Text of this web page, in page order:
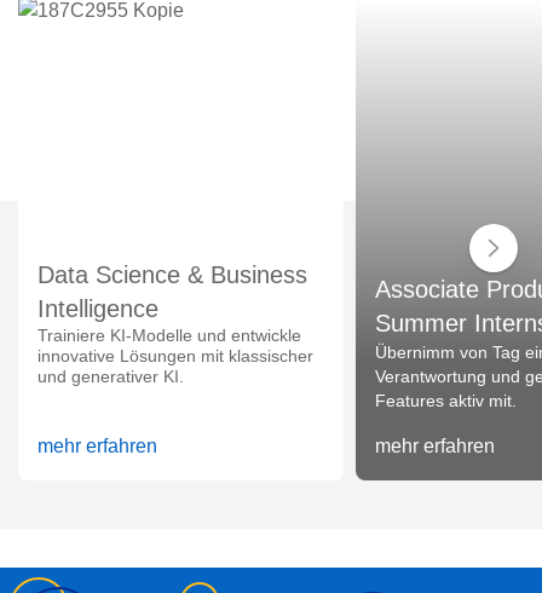
Data Science & Business
Intelligence
Trainiere KI-Modelle und entwickle
innovative Lösungen mit klassischer
und generativer KI.
mehr erfahren
Associate
Summer
Übernimm von Tag
Verantwortung und
Features aktiv mit.
mehr erfahren